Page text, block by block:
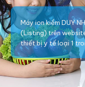
Máy ion kiềm DUY
(Listing) trên
thiết bị y tế loại 1